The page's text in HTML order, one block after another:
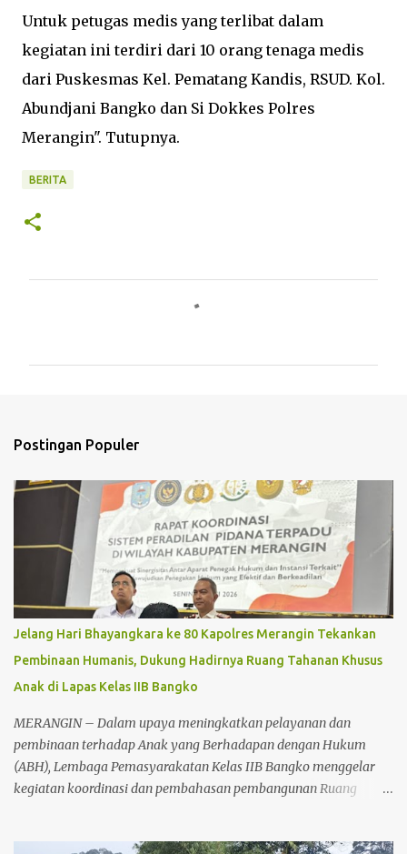
Untuk petugas medis yang terlibat dalam
kegiatan ini terdiri dari 10 orang tenaga medis
dari Puskesmas Kel. Pematang Kandis, RSUD. Kol.
Abundjani Bangko dan Si Dokkes Polres
Merangin". Tutupnya.
BERITA
r
Postingan Populer
Jelang Hari Bhayangkara ke 80 Kapolres Merangin Tekankan
Pembinaan Humanis, Dukung Hadirnya Ruang Tahanan Khusus
Anak di Lapas Kelas IIB Bangko
MERANGIN – Dalam upaya meningkatkan pelayanan dan
pembinaan terhadap Anak yang Berhadapan dengan Hukum
(ABH), Lembaga Pemasyarakatan Kelas IIB Bangko menggelar
kegiatan koordinasi dan pembahasan pembangunan Ruang